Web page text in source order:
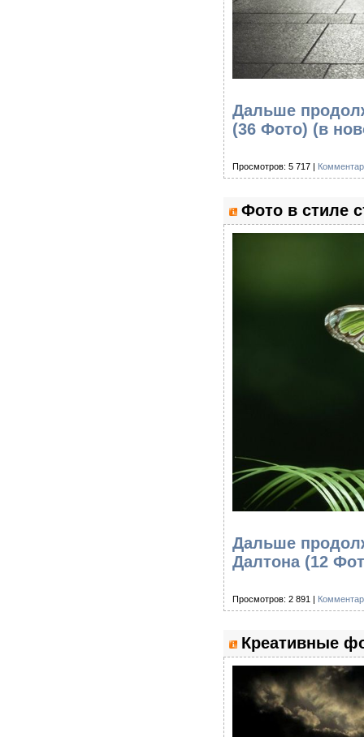
Дальше
(36 Фото) (в
Просмотров: 5 717 |
Фото в стиле
Дальше
Далтона (12
Просмотров: 2 891 |
Креативные